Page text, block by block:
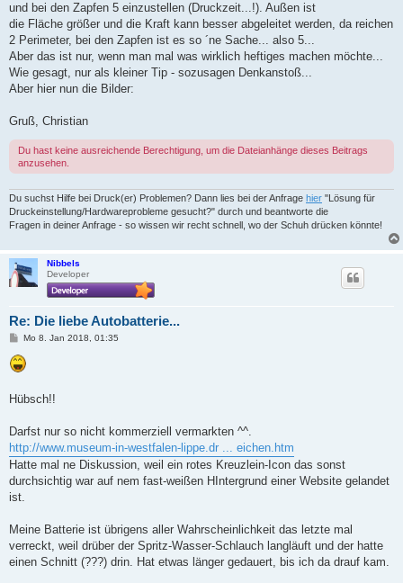
und bei den Zapfen 5 einzustellen (Druckzeit...!). Außen ist
die Fläche größer und die Kraft kann besser abgeleitet werden, da reichen
2 Perimeter, bei den Zapfen ist es so ´ne Sache... also 5...
Aber das ist nur, wenn man mal was wirklich heftiges machen möchte...
Wie gesagt, nur als kleiner Tip - sozusagen Denkanstoß...
Aber hier nun die Bilder:
Gruß, Christian
Du hast keine ausreichende Berechtigung, um die Dateianhänge dieses Beitrags
anzusehen.
Du suchst Hilfe bei Druck(er) Problemen? Dann lies bei der Anfrage hier "Lösung für
Druckeinstellung/Hardwareprobleme gesucht?" durch und beantworte die
Fragen in deiner Anfrage - so wissen wir recht schnell, wo der Schuh drücken könnte!
Nibbels
Developer
Re: Die liebe Autobatterie...
B
i
t
g
Mo 8. Jan 2018, 01:35
Hübsch!!
Darfst nur so nicht kommerziell vermarkten ^^.
http://www.museum-in-westfalen-lippe.dr ... eichen.htm
Hatte mal ne Diskussion, weil ein rotes Kreuzlein-Icon das sonst
durchsichtig war auf nem fast-weißen HIntergrund einer Website gelandet
ist.
Meine Batterie ist übrigens aller Wahrscheinlichkeit das letzte mal
verreckt, weil drüber der Spritz-Wasser-Schlauch langläuft und der hatte
einen Schnitt (???) drin. Hat etwas länger gedauert, bis ich da drauf kam.